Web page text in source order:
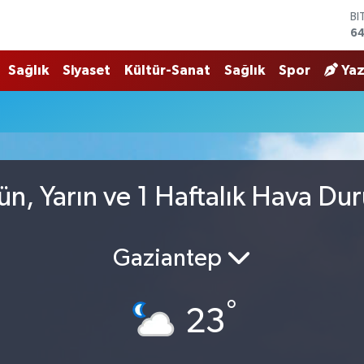
Sağlık Siyaset Kültür-Sanat Sağlık Spor
Yarın ve 1 Haftalık Hava
Gaziantep
23°